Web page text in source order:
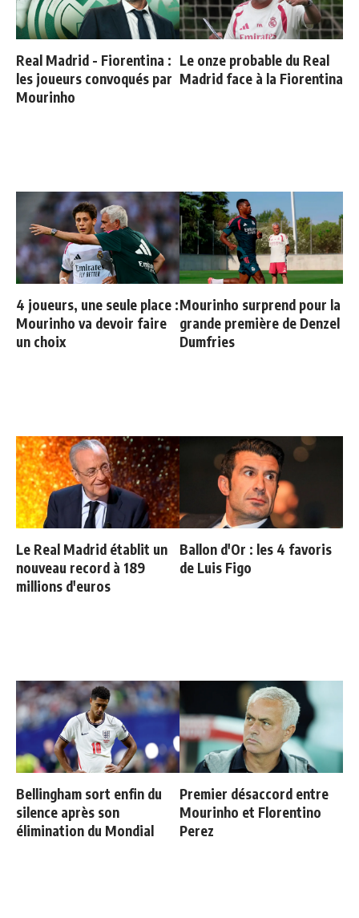
Real Madrid - Fiorentina :
les joueurs convoqués par
Mourinho
Le onze probable du Real
Madrid face à la Fiorentina
4 joueurs, une seule place :
Mourinho va devoir faire
un choix
Mourinho surprend pour la
grande première de Denzel
Dumfries
Le Real Madrid établit un
nouveau record à 189
millions d'euros
Ballon d'Or : les 4 favoris
de Luis Figo
Bellingham sort enfin du
silence après son
élimination du Mondial
Premier désaccord entre
Mourinho et Florentino
Perez